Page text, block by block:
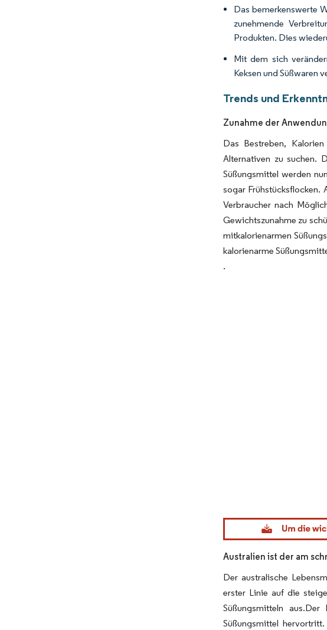
Das bemerkenswerte
zunehmende
Produkten. Dies
Mit dem sich
Keksen und Süßwaren
Trends und
Zunahme der
Das Bestreben,
Alternativen zu suchen.
Süßungsmittel werden
sogar Frühstücksflocken.
Verbraucher nach
Gewichtszunahme zu
mitkalorienarmen
kalorienarme
.
Bild © Mordor Intelligence.
Australien ist der am
Der australische
erster Linie auf die
Süßungsmitteln
Süßungsmittel